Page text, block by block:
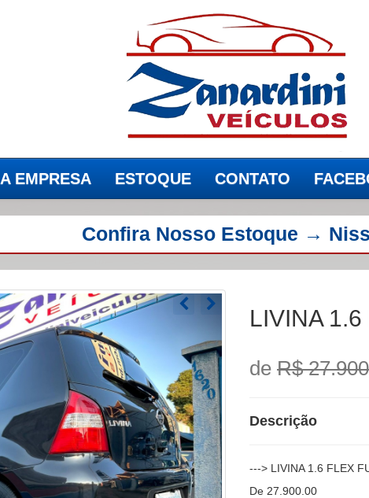
A EMPRESA
ESTOQUE
CONTATO
Confira Nosso Estoque →
LIVINA
de R$
Descrição
---> LIVINA 1.6 FLEX
De 27.900.00